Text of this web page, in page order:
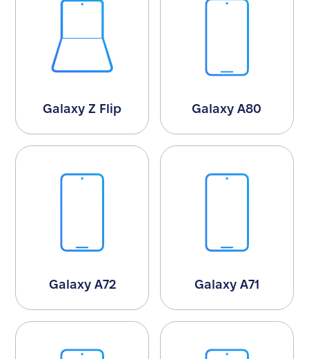
Galaxy Z Flip Galaxy A80
Galaxy A72 Galaxy A71